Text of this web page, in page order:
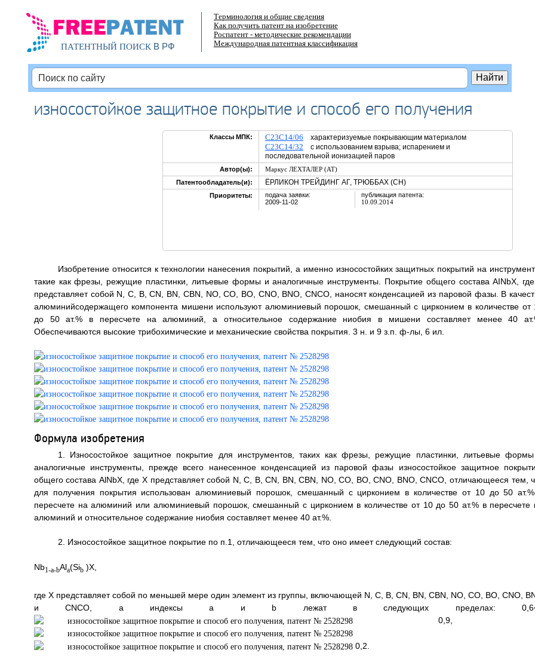
ПАТЕНТНЫЙ ПОИСКВ РФ
Терминология и общие сведения
Как получить патент на изобретение
Роспатент - методические рекомендации
Международная патентная классификация
износостойкое защитное покрытие и способ его получения
Классы МПК: C23C14/06 характеризуемые покрывающим материалом
C23C14/32 с использованием взрыва; испарением и
последовательной ионизацией паров
Автор(ы):
Маркус ЛЕХТАЛЕР (AT)
Патентообладатель(и):
ЁРЛИКОН ТРЕЙДИНГ АГ, ТРЮББАХ (CH)
Приоритеты:
подача заявки:
2009-11-02
публикация патента:
10.09.2014
Изобретение относится к технологии нанесения покрытий, а именно износостойких защитных покрытий на
такие как фрезы, режущие пластинки, литьевые формы и аналогичные инструменты. Покрытие общего состава AINbX,
представляет собой N, C, B, CN, BN, CBN, NO, CO, BO, CNO, BNO, CNCO, наносят конденсацией из паровой фазы. В
алюминийсодержащего компонента мишени используют алюминиевый порошок, смешанный с цирконием в количестве от
до 50 ат.% в пересчете на алюминий, а относительное содержание ниобия в мишени составляет менее 40
Обеспечиваются высокие трибохимические и механические свойства покрытия. 3 н. и 9 з.п. ф-лы, 6 ил.
Формула изобретения
1. Износостойкое защитное покрытие для инструментов, таких как фрезы, режущие пластинки, литьевые
аналогичные инструменты, прежде всего нанесенное конденсацией из паровой фазы износостойкое защитное
общего состава AlNbX, где Х представляет собой N, C, B, CN, BN, CBN, NO, CO, BO, CNO, BNO, CNCO, отличающееся тем,
для получения покрытия использован алюминиевый порошок, смешанный с цирконием в количестве от 10 до 50
пересчете на алюминий или алюминиевый порошок, смешанный с цирконием в количестве от 10 до 50 ат.% в пересчете
алюминий и относительное содержание ниобия составляет менее 40 ат.%.
2. Износостойкое защитное покрытие по п.1, отличающееся тем, что оно имеет следующий состав:
Nb1-a-bAla(Sib )X,
где Х представляет собой по меньшей мере один элемент из группы, включающей N, C, B, CN, BN, CBN, NO, CO, BO, CNO,
и CNCO, а индексы а и b лежат в следующих пределах:
0,9,
0,2.